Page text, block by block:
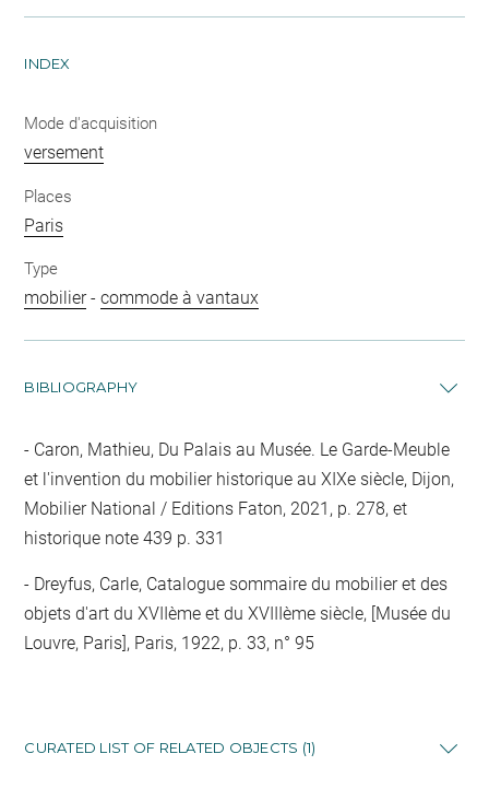
INDEX
Mode d'acquisition
versement
Places
Paris
Type
mobilier-commode à vantaux
BIBLIOGRAPHY
Caron, Mathieu, Du Palais au Musée. Le Garde-Meuble
et l'invention du mobilier historique au XIXe siècle, Dijon,
Mobilier National / Editions Faton, 2021, p. 278, et
historique note 439 p. 331
Dreyfus, Carle, Catalogue sommaire du mobilier et des
objets d'art du XVIIème et du XVIIIème siècle, [Musée du
Louvre, Paris], Paris, 1922, p. 33, n° 95
CURATED LIST OF RELATED OBJECTS (1)